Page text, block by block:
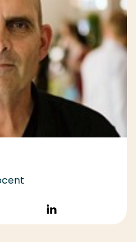
Volg op
LinkedIn